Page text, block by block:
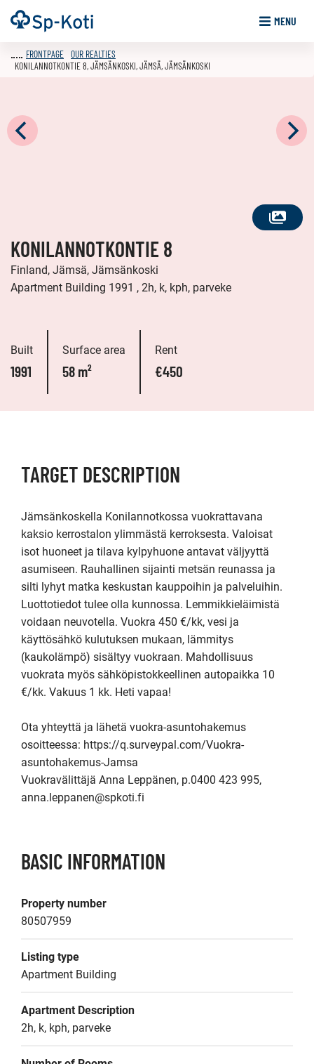
Go
to
Frontpage MENU
SEE
FRONTPAGE OUR REALTIES
KONILANNOTKONTIE 8, JÄMSÄNKOSKI, JÄMSÄ, JÄMSÄNKOSKI
KONILANNOTKONTIE 8
Finland, Jämsä, Jämsänkoski
Apartment Building 1991 , 2h, k, kph, parveke
Built
1991
Surface area
58 m²
Rent
€450
TARGET DESCRIPTION
Jämsänkoskella Konilannotkossa vuokrattavana
kaksio kerrostalon ylimmästä kerroksesta. Valoisat
isot huoneet ja tilava kylpyhuone antavat väljyyttä
asumiseen. Rauhallinen sijainti metsän reunassa ja
silti lyhyt matka keskustan kauppoihin ja palveluihin.
Luottotiedot tulee olla kunnossa. Lemmikkieläimistä
voidaan neuvotella. Vuokra 450 €/kk, vesi ja
käyttösähkö kulutuksen mukaan, lämmitys
(kaukolämpö) sisältyy vuokraan. Mahdollisuus
vuokrata myös sähköpistokkeellinen autopaikka 10
€/kk. Vakuus 1 kk. Heti vapaa!
Ota yhteyttä ja lähetä vuokra-asuntohakemus
osoitteessa: https://q.surveypal.com/Vuokra-
asuntohakemus-Jamsa
Vuokravälittäjä Anna Leppänen, p.0400 423 995,
anna.leppanen@spkoti.fi
BASIC INFORMATION
Property number
80507959
Listing type
Apartment Building
Apartment Description
2h, k, kph, parveke